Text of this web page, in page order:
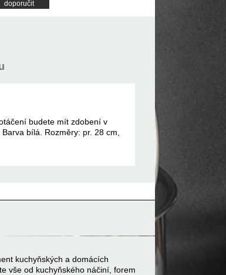
doporučit
budete mít zdobení v
bílá. Rozměry: pr. 28 cm,
kuchyňských a domácích
vše od kuchyňského náčiní, forem